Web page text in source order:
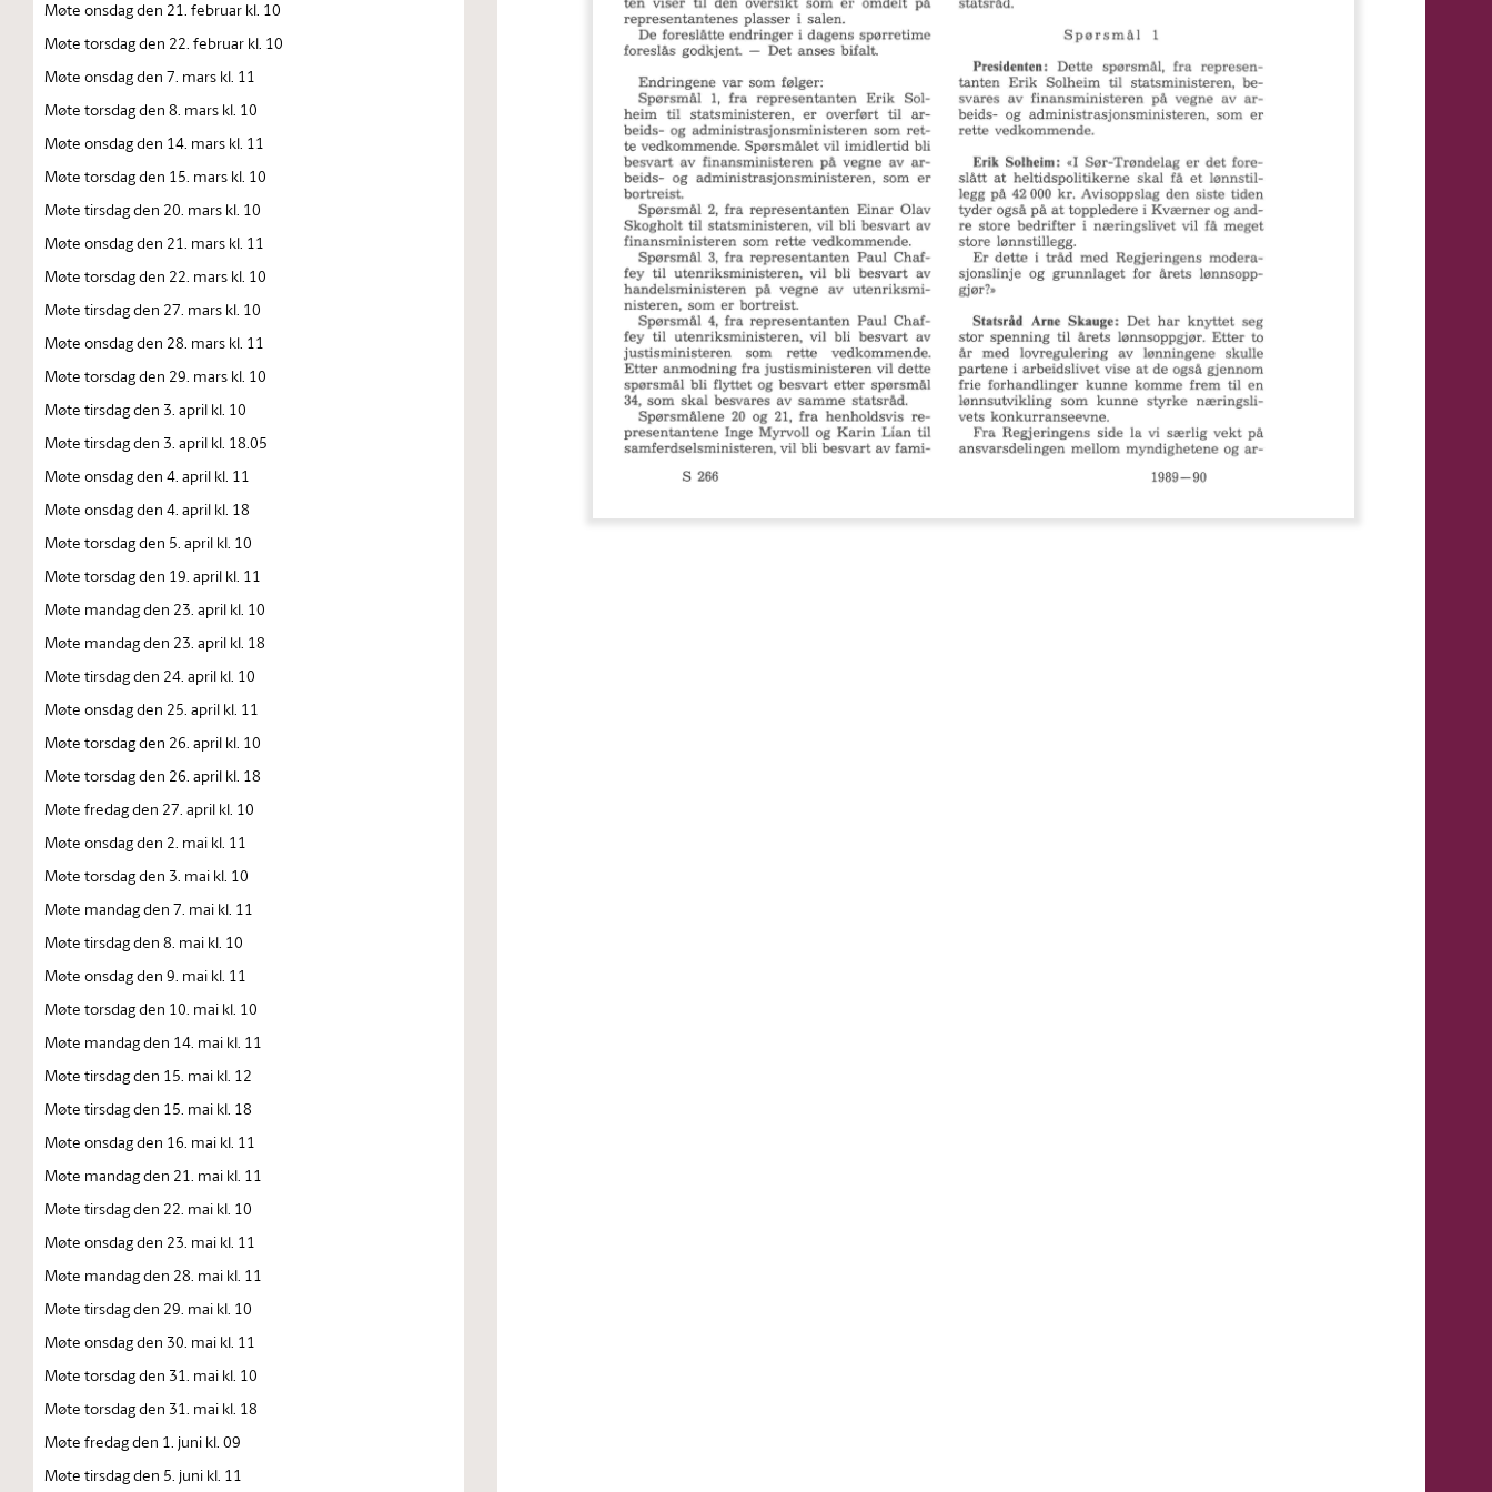
Møte onsdag den 21. februar kl. 10
Møte torsdag den 22. februar kl. 10
Møte onsdag den 7. mars kl. 11
Møte torsdag den 8. mars kl. 10
Møte onsdag den 14. mars kl. 11
Møte torsdag den 15. mars kl. 10
Møte tirsdag den 20. mars kl. 10
Møte onsdag den 21. mars kl. 11
Møte torsdag den 22. mars kl. 10
Møte tirsdag den 27. mars kl. 10
Møte onsdag den 28. mars kl. 11
Møte torsdag den 29. mars kl. 10
Møte tirsdag den 3. april kl. 10
Møte tirsdag den 3. april kl. 18.05
Møte onsdag den 4. april kl. 11
Møte onsdag den 4. april kl. 18
Møte torsdag den 5. april kl. 10
Møte torsdag den 19. april kl. 11
Møte mandag den 23. april kl. 10
Møte mandag den 23. april kl. 18
Møte tirsdag den 24. april kl. 10
Møte onsdag den 25. april kl. 11
Møte torsdag den 26. april kl. 10
Møte torsdag den 26. april kl. 18
Møte fredag den 27. april kl. 10
Møte onsdag den 2. mai kl. 11
Møte torsdag den 3. mai kl. 10
Møte mandag den 7. mai kl. 11
Møte tirsdag den 8. mai kl. 10
Møte onsdag den 9. mai kl. 11
Møte torsdag den 10. mai kl. 10
Møte mandag den 14. mai kl. 11
Møte tirsdag den 15. mai kl. 12
Møte tirsdag den 15. mai kl. 18
Møte onsdag den 16. mai kl. 11
Møte mandag den 21. mai kl. 11
Møte tirsdag den 22. mai kl. 10
Møte onsdag den 23. mai kl. 11
Møte mandag den 28. mai kl. 11
Møte tirsdag den 29. mai kl. 10
Møte onsdag den 30. mai kl. 11
Møte torsdag den 31. mai kl. 10
Møte torsdag den 31. mai kl. 18
Møte fredag den 1. juni kl. 09
Møte tirsdag den 5. juni kl. 11